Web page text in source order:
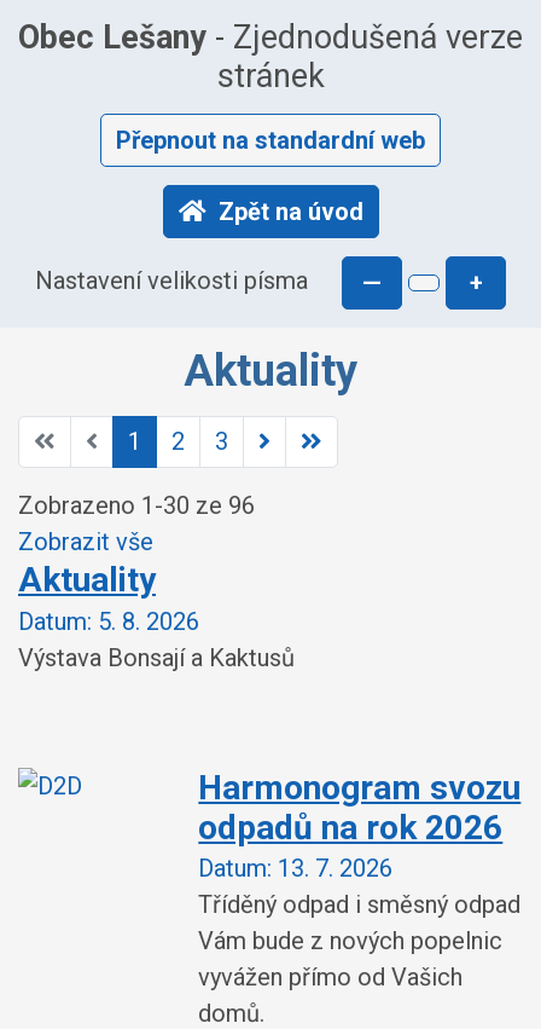
Obec Lešany - Zjednodušená verze
stránek
Přepnout na standardní web
Zpět na úvod
Nastavení velikosti písma — +
Aktuality
1 2 3
Zobrazeno 1 -30 ze 96
Zobrazit vše
Aktuality
Datum: 5. 8. 2026
Výstava Bonsají a Kaktusů
Harmonogram svozu
odpadů na rok 2026
Datum: 13. 7. 2026
Tříděný odpad i směsný odpad
Vám bude z nových popelnic
vyvážen přímo od Vašich
domů.